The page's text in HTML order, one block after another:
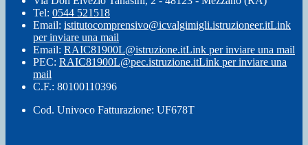
Tel: 0544 521518
Email: istitutocomprensivo@icvalgimigli.istruzioneer.itLink
per inviare una mail
Email: RAIC81900L@istruzione.itLink per inviare una mail
PEC: RAIC81900L@pec.istruzione.itLink per inviare una
mail
C.F.: 80100110396
Cod. Univoco Fatturazione: UF678T